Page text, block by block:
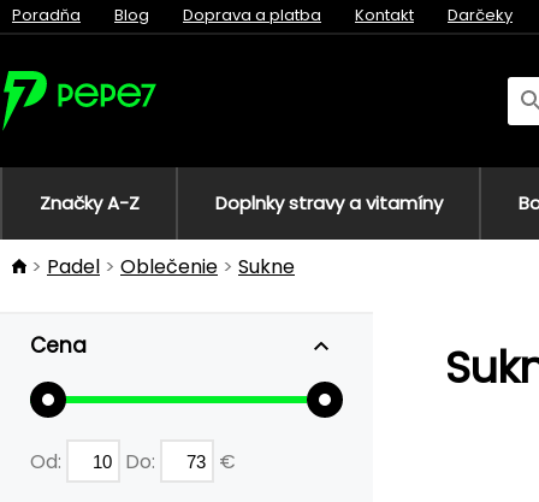
Poradňa Blog Doprava a platba Kontakt Darčeky
Značky A-Z Doplnky stravy a vitamíny
Padel Oblečenie Sukne
Cena
Od: Do: €